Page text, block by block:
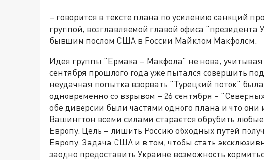
– говорится в тексте плана по усилению санкций
группой, возглавляемой главой офиса
бывшим послом США в России Майклом Макфолом.
Идея группы "Ермака – Макфола" не нова, учитывая
сентября прошлого года уже пытался совершить
неудачная попытка взорвать "Турецкий поток"
одновременно со взрывом – 26 сентября –
обе диверсии были частями одного плана и что
Вашингтон всеми силами старается обрубить любые
Европу. Цель – лишить Россию обходных путей
Европу. Задача США и в том, чтобы стать
заодно предоставить Украине возможность